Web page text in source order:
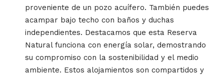
proveniente de un pozo acuífero. También puedes
acampar bajo techo con baños y duchas
independientes. Destacamos que esta Reserva
Natural funciona con energía solar, demostrando
su compromiso con la sostenibilidad y el medio
ambiente. Estos alojamientos son compartidos y